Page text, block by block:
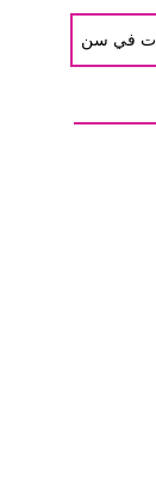
المراهقة بين